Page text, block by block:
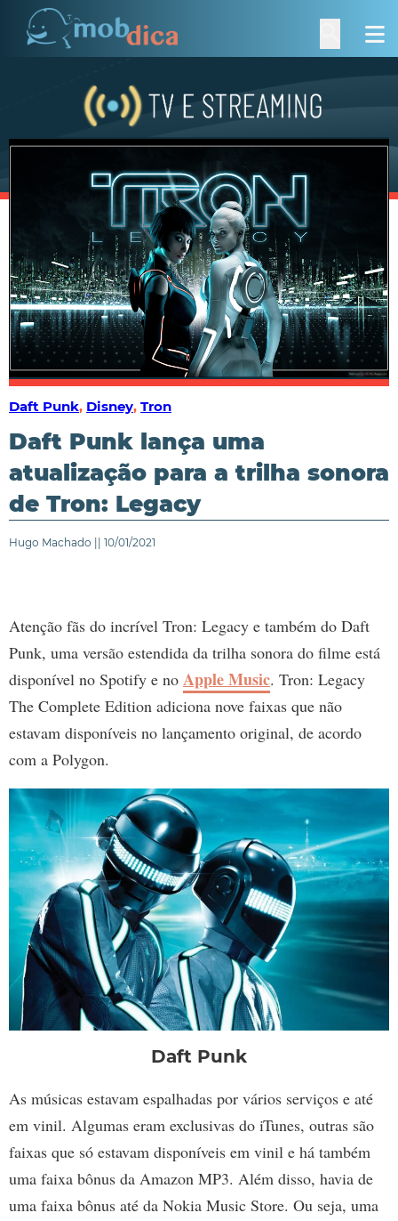
Daft Punk, Disney, Tron
Daft Punk lança uma
atualização para a trilha sonora
de Tron: Legacy
Hugo Machado || 10/01/2021
Atenção fãs do incrível Tron: Legacy e também do Daft
Punk, uma versão estendida da trilha sonora do filme está
disponível no Spotify e no Apple Music. Tron: Legacy
The Complete Edition adiciona nove faixas que não
estavam disponíveis no lançamento original, de acordo
com a Polygon.
Daft Punk
As músicas estavam espalhadas por vários serviços e até
em vinil. Algumas eram exclusivas do iTunes, outras são
faixas que só estavam disponíveis em vinil e há também
uma faixa bônus da Amazon MP3. Além disso, havia de
uma faixa bônus até da Nokia Music Store. Ou seja, uma